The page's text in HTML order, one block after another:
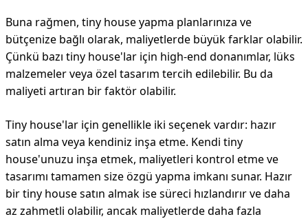
Buna rağmen, tiny house yapma planlarınıza ve
bütçenize bağlı olarak, maliyetlerde büyük farklar olabilir.
Çünkü bazı tiny house'lar için high-end donanımlar, lüks
malzemeler veya özel tasarım tercih edilebilir. Bu da
maliyeti artıran bir faktör olabilir.
Tiny house'lar için genellikle iki seçenek vardır: hazır
satın alma veya kendiniz inşa etme. Kendi tiny
house'unuzu inşa etmek, maliyetleri kontrol etme ve
tasarımı tamamen size özgü yapma imkanı sunar. Hazır
bir tiny house satın almak ise süreci hızlandırır ve daha
az zahmetli olabilir, ancak maliyetlerde daha fazla